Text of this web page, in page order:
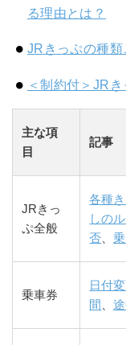
る理由とは？
JRきっぷの種
＜制約付＞JR
主な項
目
記事
JRきっ
ぷ全般
各種
しの
否 、
乗車券
日付
間
、